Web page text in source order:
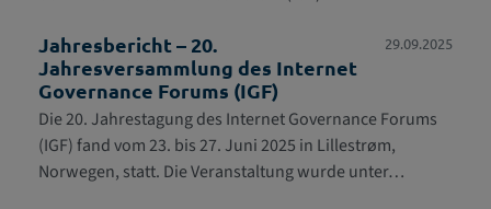
Jahresbericht – 20.
Jahresversammlung des Internet
Governance Forums (IGF)
29.09.2025
Die 20. Jahrestagung des Internet Governance Forums
(IGF) fand vom 23. bis 27. Juni 2025 in Lillestrøm,
Norwegen, statt. Die Veranstaltung wurde unter…